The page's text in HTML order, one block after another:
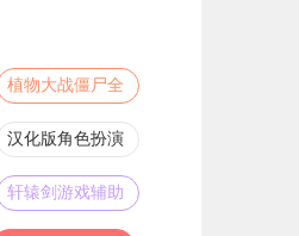
植物大战僵尸全
版本合集
汉化版角色扮演
游戏大全
轩辕剑游戏辅助
合集